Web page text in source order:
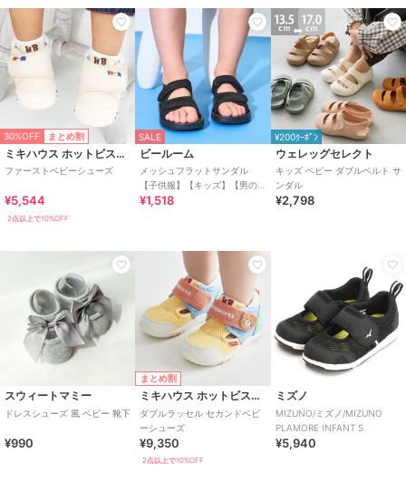
30%OFF まとめ割
ミキハウス ホットビスケッツ
ファーストベビーシューズ
¥5,544
2点以上で10%OFF
SALE
ビールーム
メッシュフラットサンダル
【子供服】【キッズ】【男の
子】【女の子】
¥1,518
¥200ｸｰﾎﾟﾝ
ウェレッグセレクト
キッズ ベビー ダブルベルト サ
ンダル
¥2,798
スウィートマミー
ドレスシューズ 風 ベビー 靴下
¥990
まとめ割
ミキハウス ホットビスケッツ
ダブルラッセル セカンドベビ
ーシューズ
¥9,350
2点以上で10%OFF
ミズノ
MIZUNO/ミズノ/MIZUNO
PLAMORE INFANT S
¥5,940